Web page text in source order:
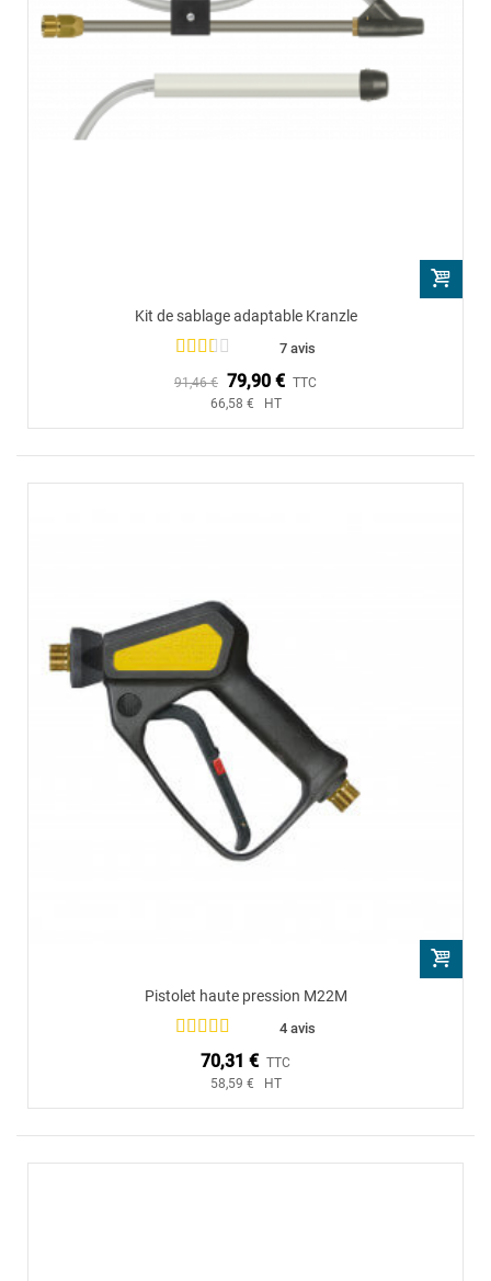
Kit de sablage adaptable Kranzle
7 avis
91,46 € 79,90 € TTC
66,58 € HT
Pistolet haute pression M22M
4 avis
70,31 € TTC
58,59 € HT